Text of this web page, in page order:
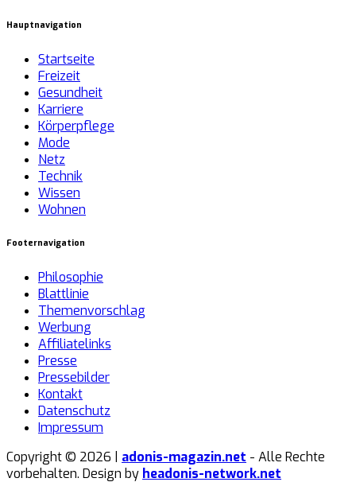
Hauptnavigation
Startseite
Freizeit
Gesundheit
Karriere
Körperpflege
Mode
Netz
Technik
Wissen
Wohnen
Footernavigation
Philosophie
Blattlinie
Themenvorschlag
Werbung
Affiliatelinks
Presse
Pressebilder
Kontakt
Datenschutz
Impressum
Copyright © 2026 | adonis-magazin.net - Alle Rechte
vorbehalten. Design by headonis-network.net